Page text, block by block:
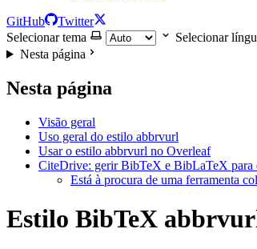
GitHub
Twitter
Selecionar tema
Selecionar
Nesta página
Nesta página
Visão geral
Uso geral do estilo abbrvurl
Usar o estilo abbrvurl no Overleaf
CiteDrive: gerir BibTeX e BibLaTeX para
Está à procura de uma ferramenta
Estilo BibTeX